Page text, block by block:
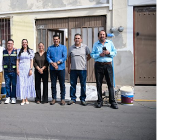
relaciones sexuales no son expertos
Siempre hay algo nuevo que
que conocer. Si eres una
relaciones sexuales, tal vez
increíble y no puedas esperar para
cualquier persona con
es mejor cuando ambas partes